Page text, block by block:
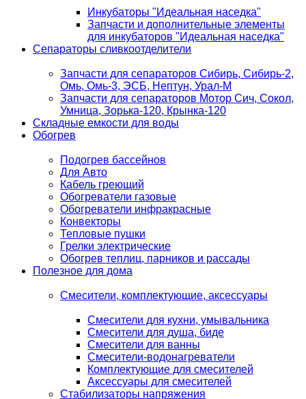
Инкубаторы "Идеальная наседка"
Запчасти и дополнительные элементы
для инкубаторов "Идеальная наседка"
Сепараторы сливкоотделители
Запчасти для сепараторов Сибирь, Сибирь-2,
Омь, Омь-3, ЭСБ, Нептун, Урал-М
Запчасти для сепараторов Мотор Сич, Сокол,
Умница, Зорька-120, Крынка-120
Складные емкости для воды
Обогрев
Подогрев бассейнов
Для Авто
Кабель греющий
Обогреватели газовые
Обогреватели инфракрасные
Конвекторы
Тепловые пушки
Грелки электрические
Обогрев теплиц, парников и рассады
Полезное для дома
Смесители, комплектующие, аксессуары
Смесители для кухни, умывальника
Смесители для душа, биде
Смесители для ванны
Смесители-водонагреватели
Комплектующие для смесителей
Аксессуары для смесителей
Стабилизаторы напряжения